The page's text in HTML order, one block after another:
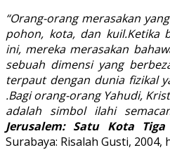
“Orang-orang merasakan
pohon, kota, dan kuil.Ketika
ini, mereka merasakan
sebuah dimensi yang
terpaut dengan dunia fizikal
.Bagi orang-orang Yahudi,
adalah simbol ilahi
Jerusalem: Satu Kota
Surabaya: Risalah Gusti, 2004,